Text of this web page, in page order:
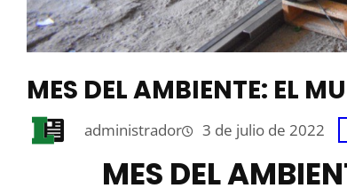
MES DEL AMBIENTE: EL
administrador 3 de julio de 2022
MES DEL